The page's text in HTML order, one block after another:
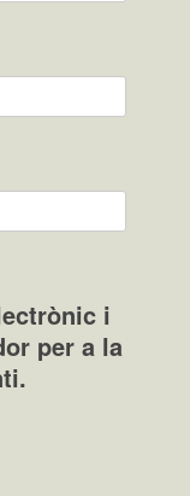
i
per a la